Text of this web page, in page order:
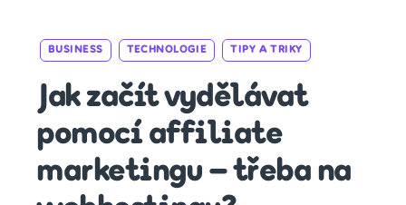
Categories
BUSINESS TECHNOLOGIE TIPY A TRIKY
Jak začít vydělávat
pomocí affiliate
marketingu – třeba na